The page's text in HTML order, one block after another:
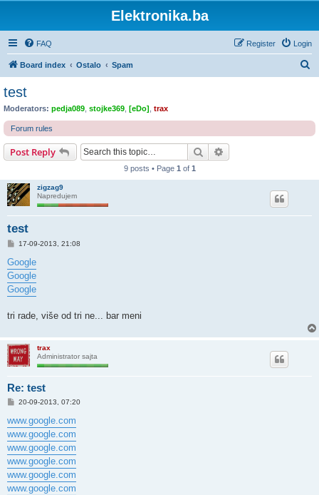
Elektronika.ba
FAQ Login
Register
Board index Ostalo Spam
c
test
Moderators: pedja089 stojke369 [eDo] trax
Forum rules
Post Reply Search
9 posts • Page 1 of 1
zigzag9
Napredujem
test
P
s
t
17-09-2013, 21:08
Google
Google
Google
tri rade, više od tri ne... bar meni
trax
Administrator sajta
Re: test
P
s
t
20-09-2013, 07:20
www.google.com
www.google.com
www.google.com
www.google.com
www.google.com
www.google.com